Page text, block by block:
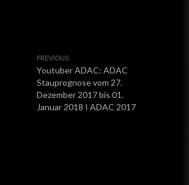
PREVIOUS
Youtuber ADAC: ADAC
Stauprognose vom 27.
Dezember 2017 bis 01.
Januar 2018 I ADAC 2017